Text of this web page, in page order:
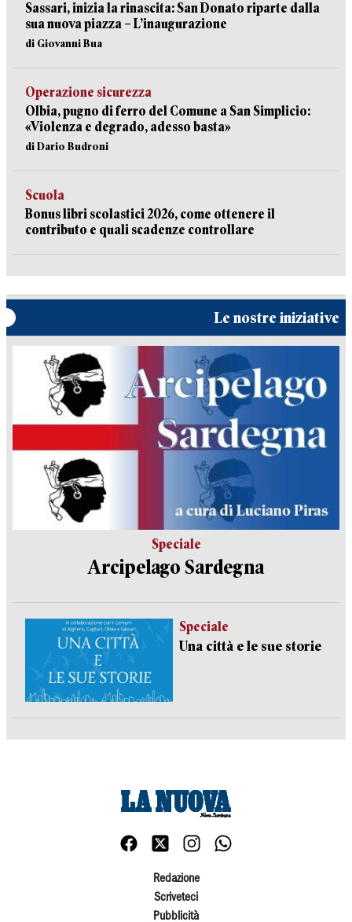
Sassari, inizia la rinascita: San Donato riparte dalla
sua nuova piazza – L’inaugurazione
di Giovanni Bua
Operazione sicurezza
Olbia, pugno di ferro del Comune a San Simplicio:
«Violenza e degrado, adesso basta»
di Dario Budroni
Scuola
Bonus libri scolastici 2026, come ottenere il
contributo e quali scadenze controllare
Le nostre iniziative
Speciale
Arcipelago Sardegna
Speciale
Una città e le sue storie
Redazione
Scriveteci
Pubblicità